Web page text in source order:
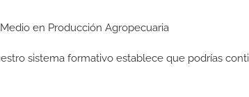
en Producción Agropecuaria
sistema formativo establece que podrías